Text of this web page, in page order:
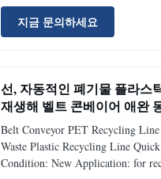
products Screw Design: Double-
Grade: Fully automatically Place of
Jiangsu, China ...
지금 문의하세요
선, 자동적인 폐기물 플라스
재생해 벨트 콘베이어 애완
Belt Conveyor PET Recycling
Waste Plastic Recycling Line
Condition: New Application: for